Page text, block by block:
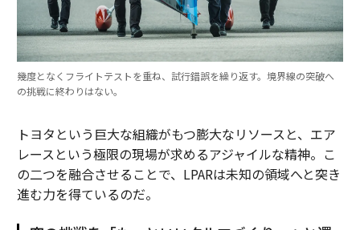
幾度となくフライトテストを重ね、試行錯誤を繰り返す。境界線の突破へ
の挑戦に終わりはない。
トヨタという巨大な組織がもつ膨大なリソースと、エア
レースという極限の現場が求めるアジャイルな精神。こ
の二つを融合させることで、LPARは未知の領域へと突き
進む力を得ているのだ。